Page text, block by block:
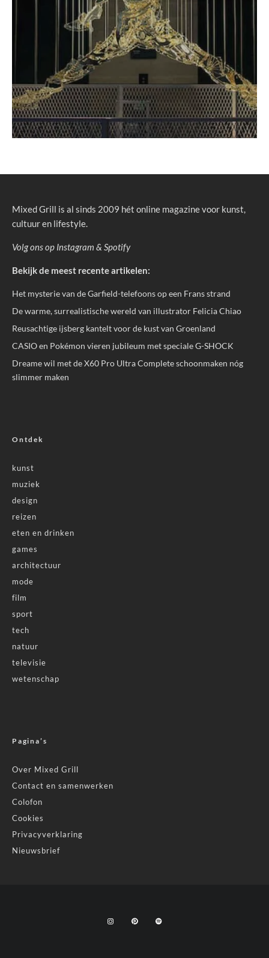
Mixed Grill is al sinds 2009 hét online magazine voor kunst,
cultuur en lifestyle.
Volg ons op Instagram & Spotify
Bekijk de meest recente artikelen:
Het mysterie van de Garfield-telefoons op een Frans strand
De warme, surrealistische wereld van illustrator Felicia Chiao
Reusachtige ijsberg kantelt voor de kust van Groenland
CASIO en Pokémon vieren jubileum met speciale G-SHOCK
Dreame wil met de X60 Pro Ultra Complete schoonmaken nóg
slimmer maken
Ontdek
kunst
muziek
design
reizen
eten en drinken
games
architectuur
mode
film
sport
tech
natuur
televisie
wetenschap
Pagina’s
Over Mixed Grill
Contact en samenwerken
Colofon
Cookies
Privacyverklaring
Nieuwsbrief